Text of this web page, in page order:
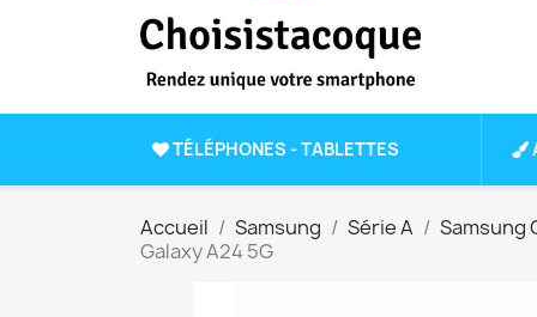
TÉLÉPHONES - TABLETTES
Accueil Samsung Série A
Samsung
Galaxy A24 5G